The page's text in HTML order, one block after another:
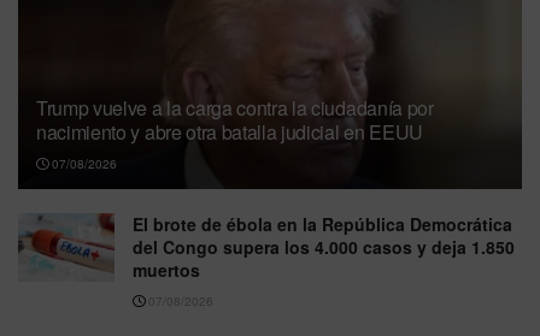
Trump vuelve a la carga contra la ciudadanía por
nacimiento y abre otra batalla judicial en EEUU
07/08/2026
El brote de ébola en la República Democrática
del Congo supera los 4.000 casos y deja 1.850
muertos
07/08/2026